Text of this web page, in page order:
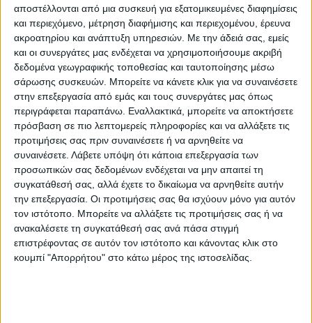
αποστέλλονται από μια συσκευή για εξατομικευμένες διαφημίσεις
και περιεχόμενο, μέτρηση διαφήμισης και περιεχομένου, έρευνα
ακροατηρίου και ανάπτυξη υπηρεσιών. Με την άδειά σας, εμείς
και οι συνεργάτες μας ενδέχεται να χρησιμοποιήσουμε ακριβή
δεδομένα γεωγραφικής τοποθεσίας και ταυτοποίησης μέσω
σάρωσης συσκευών. Μπορείτε να κάνετε κλικ για να συναινέσετε
στην επεξεργασία από εμάς και τους συνεργάτες μας όπως
περιγράφεται παραπάνω. Εναλλακτικά, μπορείτε να αποκτήσετε
πρόσβαση σε πιο λεπτομερείς πληροφορίες και να αλλάξετε τις
προτιμήσεις σας πριν συναινέσετε ή να αρνηθείτε να
συναινέσετε. Λάβετε υπόψη ότι κάποια επεξεργασία των
προσωπικών σας δεδομένων ενδέχεται να μην απαιτεί τη
συγκατάθεσή σας, αλλά έχετε το δικαίωμα να αρνηθείτε αυτήν
την επεξεργασία. Οι προτιμήσεις σας θα ισχύουν μόνο για αυτόν
τον ιστότοπο. Μπορείτε να αλλάξετε τις προτιμήσεις σας ή να
ανακαλέσετε τη συγκατάθεσή σας ανά πάσα στιγμή
επιστρέφοντας σε αυτόν τον ιστότοπο και κάνοντας κλικ στο
κουμπί "Απορρήτου" στο κάτω μέρος της ιστοσελίδας.
Δείτε τους χάρτες του meteo.gr: